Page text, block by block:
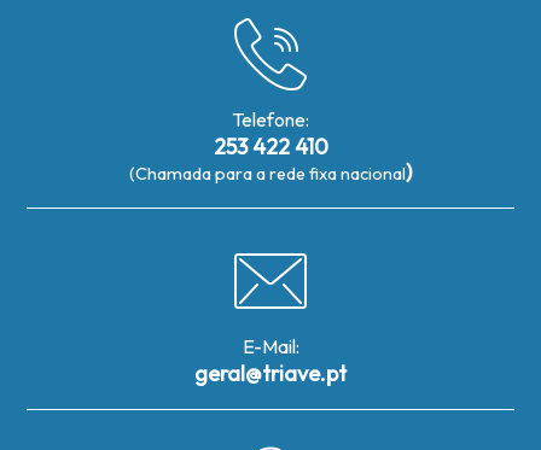
Telefone:
253 422 410
(Chamada para a rede fixa nacional)
E-Mail:
geral@triave.pt